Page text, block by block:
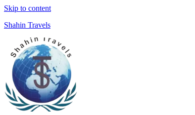
Skip to content
Shahin Travels